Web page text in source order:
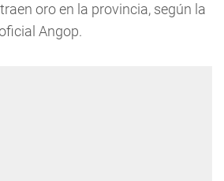
oro en la provincia, según la
Angop.